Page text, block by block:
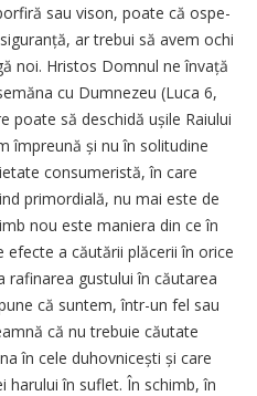
sau vison, poate că ospe­
ar trebui să avem ochi
noi. Hristos Domnul ne învață
cu Dumnezeu (Luca 6,
poate să deschidă ușile Raiului
împreună și nu în solitudine
consumeristă, în care
primordială, nu mai este de
nou este maniera din ce în
efecte a căutării plăcerii în orice
rafinarea gustului în căutarea
că suntem, într-un fel sau
că nu trebuie căutate
în cele duhov­nicești și care
harului în suflet. În schimb, în